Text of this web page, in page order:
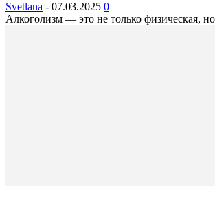
Svetlana - 07.03.2025 0
Алкоголизм — это не только физическая,